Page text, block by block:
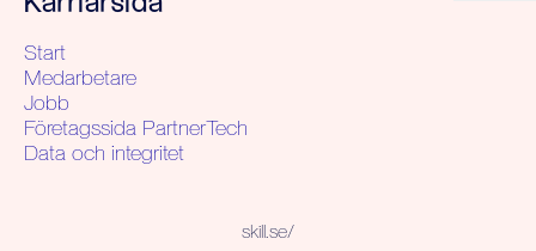
Start
Medarbetare
Jobb
Företagssida PartnerTech
Data och integritet
skill.se/